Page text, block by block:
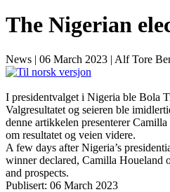
The Nigerian
News | 06 March 2023 | Alf Tore
I presidentvalget i Nigeria ble Bola
Valgresultatet og seieren ble
denne artikkelen presenterer
om resultatet og veien videre.
A few days after Nigeria’s
winner declared, Camilla Houeland
and prospects.
Publisert: 06 March 2023